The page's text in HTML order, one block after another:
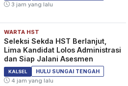
3 jam yang lalu
WARTA HST
Seleksi Sekda HST Berlanjut,
Lima Kandidat Lolos Administrasi
dan Siap Jalani Asesmen
KALSEL
HULU SUNGAI TENGAH
4 jam yang lalu